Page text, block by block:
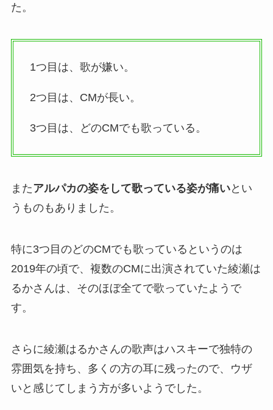
た。
1つ目は、歌が嫌い。
2つ目は、CMが長い。
3つ目は、どのCMでも歌っている。
またアルパカの姿をして歌っている姿が痛いとい
うものもありました。
特に3つ目のどのCMでも歌っているというのは
2019年の頃で、複数のCMに出演されていた綾瀬は
るかさんは、そのほぼ全てで歌っていたようで
す。
さらに綾瀬はるかさんの歌声はハスキーで独特の
雰囲気を持ち、多くの方の耳に残ったので、ウザ
いと感じてしまう方が多いようでした。